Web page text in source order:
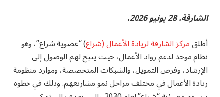
الشارقة، 28 يونيو 2026،
أطلقمركز الشارقة لريادة الأعمال (شراع) “عضوية شراع”، وهو
نظام موحد لدعم رواد الأعمال، حيث يتيح لهم الوصول إلى
الإرشاد، وفرص التمويل، والشبكات المتخصصة، وموارد منظومة
ريادة الأعمال في مختلف مراحل نمو مشاريعهم. وذلك في خطوة